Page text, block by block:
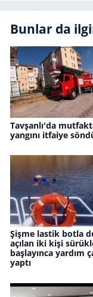
Bunlar da
Tavşanlı'da
yangını itfaiye
Şişme lastik botla
açılan iki kişi
başlayınca yardım
yaptı